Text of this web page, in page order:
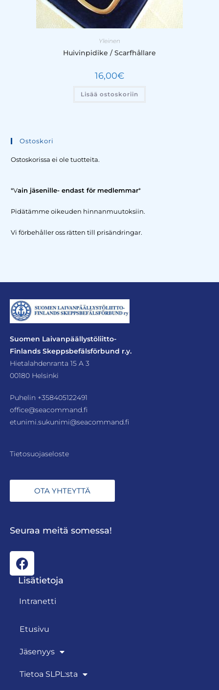
Yleinen
Huivinpidike / Scarfhållare
16,00€
Lisää ostoskoriin
Ostoskori
Ostoskorissa ei ole tuotteita.
*Vain jäsenille- endast för medlemmar*
Pidätämme oikeuden hinnanmuutoksiin.
Vi förbehåller oss rätten till prisändringar.
Suomen Laivanpäällystöliitto-
Finlands Skeppsbefälsförbund r.y.
Hietalahdenranta 15 A 3
00180 Helsinki
Puhelin +358405122491
office@seacommand.fi
etunimi.sukunimi@seacommand.fi
Tietosuojaseloste
OTA YHTEYTTÄ
Seuraa meitä somessa!
Lisätietoja
Intranetti
Etusivu
Jäsenyys
Tietoa SLPL:sta